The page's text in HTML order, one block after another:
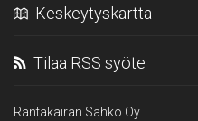
Keskeytyskartta
Tilaa RSS syöte
Rantakairan Sähkö Oy